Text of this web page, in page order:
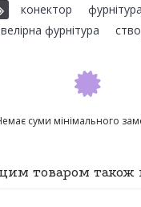
конектор
фурнітура
суми мінімального
товаром